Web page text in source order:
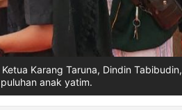
Karang Taruna, Dindin Tabibudin,
anak yatim.